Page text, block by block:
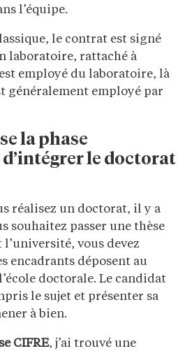
l’équipe.
le contrat est signé
laboratoire, rattaché à
employé du laboratoire, là
généralement employé par
la phase
le doctorat
réalisez un doctorat, il y a
souhaitez passer une thèse
l’université, vous devez
encadrants déposent au
doctorale. Le candidat
le sujet et présenter sa
à bien.
CIFRE, j’ai trouvé une